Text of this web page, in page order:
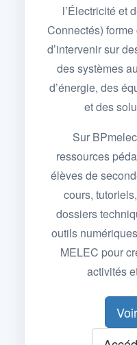
l’Électricité et
Connectés)
d’intervenir sur
des systèmes
d’énergie, des
et des
Sur
ressources
élèves de
cours,
dossiers
outils
MELEC pour
activités